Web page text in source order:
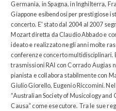
Germania, in Spagna, in Inghilterra,
Giappone esibendosi per prestigiose
concerto. E' stato dal 2004 al 2007
Mozart diretta da Claudio Abbado e
ideato e realizzato negli anni molte
conferenze concerto multidisciplinari.
trasmissioni RAI con Corrado Augias
pianista e collabora stabilmente con
Giulio Giorello, Eugenio Riccomini.
“Australian Society of Musicology and
Causa” come esecutore. Tra le sue